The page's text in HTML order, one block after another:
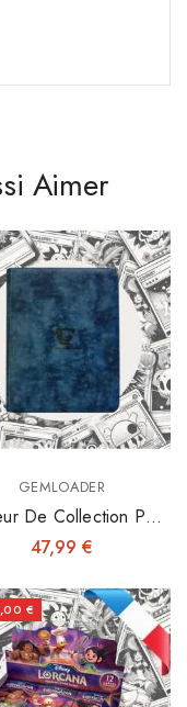
Aimer
GEMLOADER
De Collection Pour
Toploaders 3"x4"
47,99 €
€